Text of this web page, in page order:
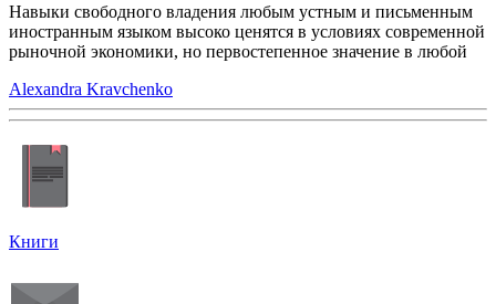
Навыки свободного владения любым устным и письменным
иностранным языком высоко ценятся в условиях современной
рыночной экономики, но первостепенное значение в любой
Alexandra Kravchenko
Книги